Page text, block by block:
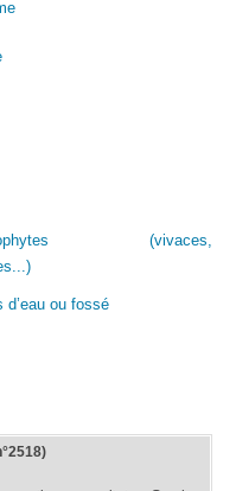
(vivaces,
d’eau ou fossé